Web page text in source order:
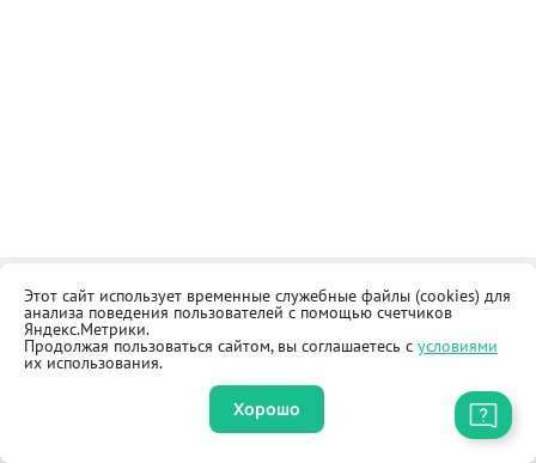
Контакты
Как купить
Общественная приёмная
Реквизиты
Оферта
Правила продажи товаров
Этот сайт использует временные служебные файлы (cookies) для
анализа поведения пользователей с помощью счетчиков
Яндекс.Метрики.
Продолжая пользоваться сайтом, вы соглашаетесь с условиями
их использования.
Хорошо